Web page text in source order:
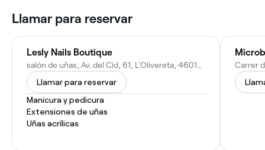
Llamar para reservar
Lesly Nails Boutique
salón de uñas, Av. del Cid, 61, L'Olivereta, 46018 València, Valencia, Spain
Llamar para reservar
Manicura y pedicura
Extensiones de uñas
Uñas acrílicas